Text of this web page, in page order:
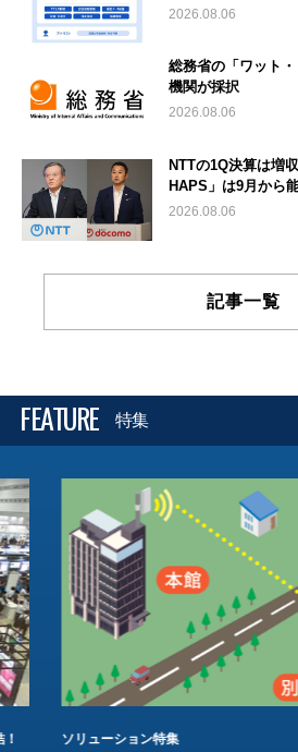
2026.08.06
総務省の「ワット
機関が採択
2026.08.06
NTTの1Q決算は増
HAPS」は9月から
2026.08.06
記事一覧
FEATURE 特集
ソリューション特集